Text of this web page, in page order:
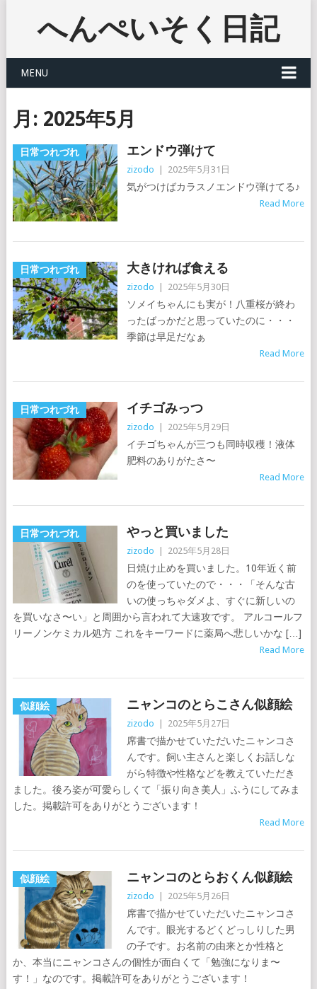
へんぺいそく日記
MENU
月: 2025年5月
日常つれづれ エンドウ弾けて
zizodo 2025年5月31日
気がつけばカラスノエンドウ弾けてる♪
Read More
日常つれづれ 大きければ食える
zizodo 2025年5月30日
ソメイちゃんにも実が！八重桜が終わ
ったばっかだと思っていたのに・・・
季節は早足だなぁ
Read More
日常つれづれ イチゴみっつ
zizodo 2025年5月29日
イチゴちゃんが三つも同時収穫！液体
肥料のありがたさ〜
Read More
日常つれづれ やっと買いました
zizodo 2025年5月28日
日焼け止めを買いました。10年近く前
のを使っていたので・・・「そんな古
いの使っちゃダメよ、すぐに新しいの
を買いなさ〜い」と周囲から言われて大速攻です。 アルコールフ
リーノンケミカル処方 これをキーワードに薬局へ悲しいかな […]
Read More
似顔絵 ニャンコのとらこさん似顔絵
zizodo 2025年5月27日
席書で描かせていただいたニャンコさ
んです。飼い主さんと楽しくお話しな
がら特徴や性格などを教えていただき
ました。後ろ姿が可愛らしくて「振り向き美人」ふうにしてみま
した。掲載許可をありがとうございます！
Read More
似顔絵 ニャンコのとらおくん似顔絵
zizodo 2025年5月26日
席書で描かせていただいたニャンコさ
んです。眼光するどくどっしりした男
の子です。お名前の由来とか性格と
か、本当にニャンコさんの個性が面白くて「勉強になりま〜
す！」なのです。掲載許可をありがとうございます！